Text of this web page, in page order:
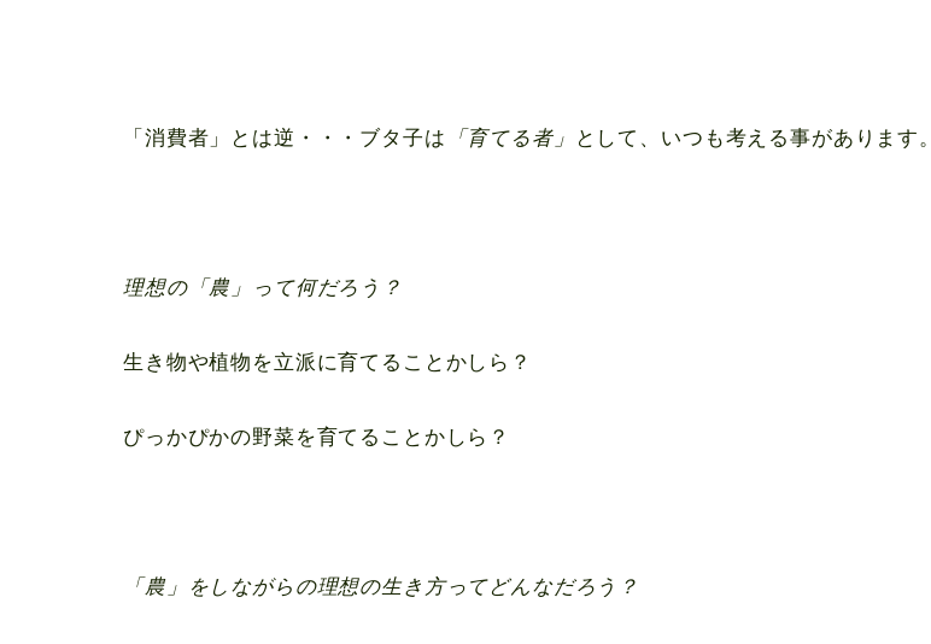
「消費者」とは逆・・・ブタ子は 「育てる者」 として、いつも考える事があります。
理想の「農」って何だろう？
生き物や植物を立派に育てることかしら？
ぴっかぴかの野菜を育てることかしら？
「農」をしながらの理想の生き方ってどんなだろう？